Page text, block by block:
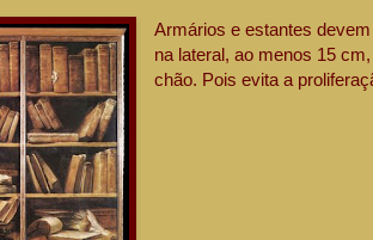
Armários e estantes
na lateral, ao menos 15
chão. Pois evita a